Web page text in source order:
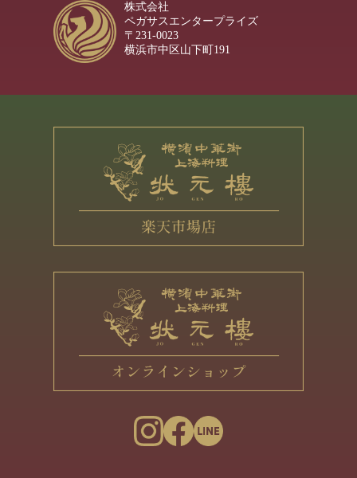
株式会社
ペガサスエンタープライズ
〒231-0023
横浜市中区山下町191